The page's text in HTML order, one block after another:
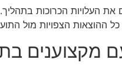
העלויות הכרוכות בתהליך.
ההוצאות הצפויות מול
מקצוענים